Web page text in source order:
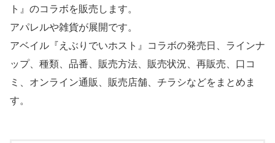
ト』のコラボを販売します。
アパレルや雑貨が展開です。
アベイル『えぶりでいホスト』コラボの発売日、ラインナ
ップ、種類、品番、販売方法、販売状況、再販売、口コ
ミ、オンライン通販、販売店舗、チラシなどをまとめま
す。